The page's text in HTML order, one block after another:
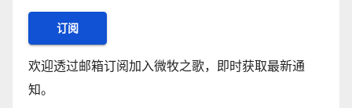
订阅
欢迎透过邮箱订阅加入微牧之歌，即时获取最新通
知。